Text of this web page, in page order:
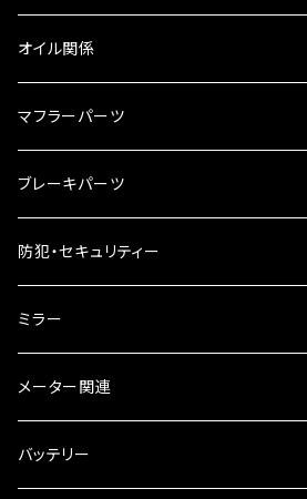
リアBOX
ハードケース
タンクキャップ
タンクシール
ケミカル
オイル関係
4スト用エンジンオイル
2スト用エンジンオイル
ギアオイル
オイルクーラー
ラジエーター
フォークオイル
マフラーパーツ
マフラーガード
バンテージタイプ
スリップオン
サイレンサー
ブレーキパーツ
ブレーキシュー
ブレーキパット
ブレーキオイル
その他
防犯・セキュリティー
ミラー
ミラー本体
ミラーアダプター
メーター関連
スピードメーター
バッテリー